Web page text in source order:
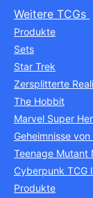
Weitere TCGs
Produkte
Sets
Star Trek
Zersplitterte
The Hobbit
Marvel Super
Geheimnisse
Teenage Mutant
Cyberpunk TCG
Produkte